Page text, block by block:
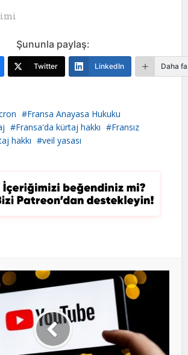
Şununla paylaş:
Twitter LinkedIn Daha
Fransa Anayasa Hukuku
Fransa'da kürtaj hakkı
Fransız
hakkı veil yasası